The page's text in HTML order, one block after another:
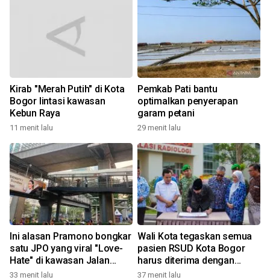
Kirab "Merah Putih" di Kota
Bogor lintasi kawasan
Kebun Raya
11 menit lalu
Pemkab Pati bantu
optimalkan penyerapan
garam petani
29 menit lalu
Ini alasan Pramono bongkar
satu JPO yang viral "Love-
Hate" di kawasan Jalan
Rasuna Said
33 menit lalu
Wali Kota tegaskan semua
pasien RSUD Kota Bogor
harus diterima dengan
profesional
37 menit lalu